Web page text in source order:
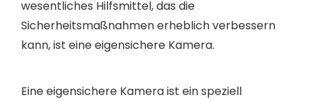
wesentliches Hilfsmittel, das die
Sicherheitsmaßnahmen erheblich verbessern
kann, ist eine eigensichere Kamera.
Eine eigensichere Kamera ist ein speziell